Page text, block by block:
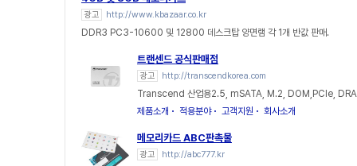
광고 http://www.kbazaar.co.kr
DDR3 PC3-10600 및 12800 데스크탑 양면램 각 1개 반값 판매.
트랜센드 공식판매점
광고 http://transcendkorea.com
Transcend 산업용2.5, mSATA, M.2, DOM,PCIe,
제품소개
적용분야 고객지원 회사소개
메모리카드 ABC판촉물
광고 http://abc777.kr